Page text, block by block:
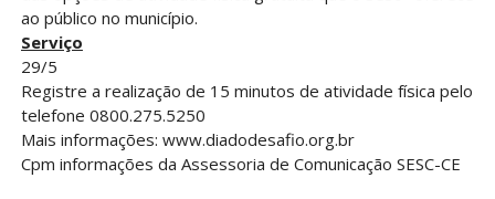
ao público no município.
Serviço
29/5
Registre a realização de 15 minutos de atividade física pelo
telefone 0800.275.5250
Mais informações: www.diadodesafio.org.br
Cpm informações da Assessoria de Comunicação SESC-CE